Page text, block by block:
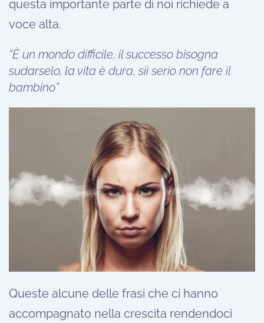
questa importante parte di noi richiede a
voce alta.
“È un mondo difficile, il successo bisogna
sudarselo, la vita è dura, sii serio non fare il
bambino”
Queste alcune delle frasi che ci hanno
accompagnato nella crescita rendendoci